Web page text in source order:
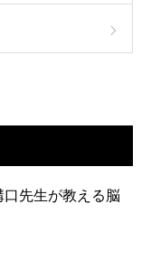
口先生が教える脳